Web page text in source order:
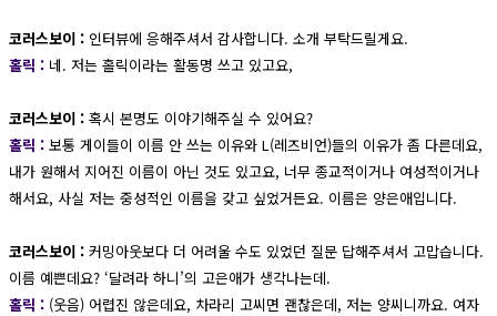
코러스보이 : 인터뷰에 응해주셔서 감사합니다. 소개 부탁드릴게요.
홀릭 : 네. 저는 홀릭이라는 활동명 쓰고 있고요,
코러스보이 : 혹시 본명도 이야기해주실 수 있어요?
홀릭 : 보통 게이들이 이름 안 쓰는 이유와 L(레즈비언)들의 이유가 좀 다른데요,
내가 원해서 지어진 이름이 아닌 것도 있고요, 너무 종교적이거나 여성적이거나
해서요, 사실 저는 중성적인 이름을 갖고 싶었거든요. 이름은 양은애입니다.
코러스보이 : 커밍아웃보다 더 어려울 수도 있었던 질문 답해주셔서 고맙습니다.
이름 예쁜데요? ‘달려라 하니’의 고은애가 생각나는데.
홀릭 : (웃음) 어렵진 않은데요, 차라리 고씨면 괜찮은데, 저는 양씨니까요. 여자